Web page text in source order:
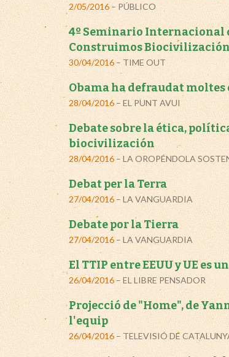
2/05/2016 – PÚBLICO
4º Seminario Internacional
Construimos Biocivilización
30/04/2016 – TIME OUT
Obama ha defraudat moltes
28/04/2016 – EL PUNT AVUI
Debate sobre la ética,
biocivilización
28/04/2016 – LA OROPÉNDOLA
Debat per la Terra
27/04/2016 – LA VANGUARDIA
Debate por la Tierra
27/04/2016 – LA VANGUARDIA
El TTIP entre EEUU y UE es
26/04/2016 – EL LIBRE PENSADOR
Projecció de "Home", de
l'equip
26/04/2016 – TELEVISIÓ DE